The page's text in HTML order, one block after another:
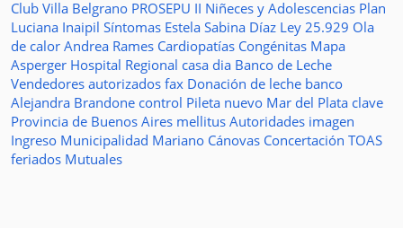
Club Villa Belgrano PROSEPU II Niñeces y Adolescencias Plan
Luciana Inaipil Síntomas Estela Sabina Díaz Ley 25.929 Ola
de calor Andrea Rames Cardiopatías Congénitas Mapa
Asperger Hospital Regional casa dia Banco de Leche
Vendedores autorizados fax Donación de leche banco
Alejandra Brandone control Pileta nuevo Mar del Plata clave
Provincia de Buenos Aires mellitus Autoridades imagen
Ingreso Municipalidad Mariano Cánovas Concertación TOAS
feriados Mutuales